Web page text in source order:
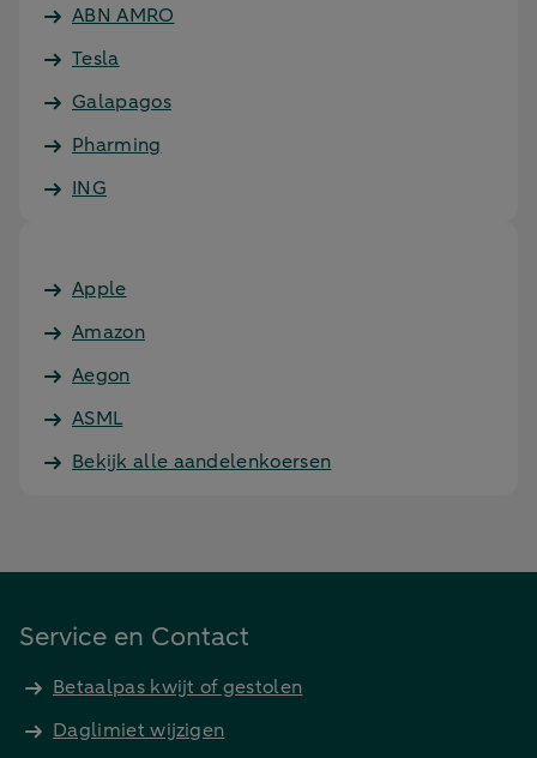
ABN AMRO
Tesla
Galapagos
Pharming
ING
Apple
Amazon
Aegon
ASML
Bekijk alle aandelenkoersen
Service en Contact
Betaalpas kwijt of gestolen
Daglimiet wijzigen